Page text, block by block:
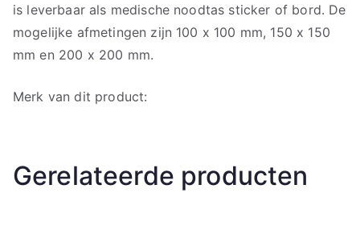
is leverbaar als medische noodtas sticker of bord. De
mogelijke afmetingen zijn 100 x 100 mm, 150 x 150
mm en 200 x 200 mm.
Merk van dit product:
Gerelateerde producten